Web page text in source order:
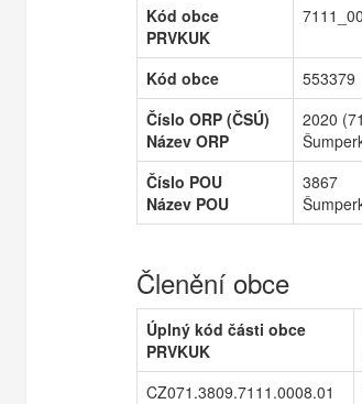
Kód obce
PRVKUK
Kód obce
553379
Číslo ORP (ČSÚ)
Název ORP
2020
Číslo POU
Název POU
3867
Členění obce
Úplný kód části obce
PRVKUK
CZ071.3809.7111.0008.01